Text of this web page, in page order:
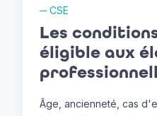
─ CSE
Les
éligible aux
Âge, ancienneté, cas